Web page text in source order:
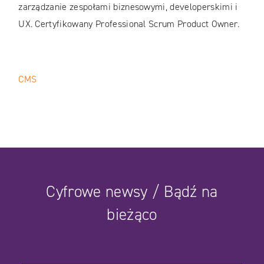
zarządzanie zespołami biznesowymi, developerskimi i
UX. Certyfikowany Professional Scrum Product Owner.
CMS
Cyfrowe newsy / Bądź na
bieżąco